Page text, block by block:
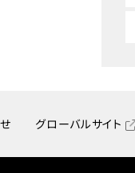
グローバルサイト